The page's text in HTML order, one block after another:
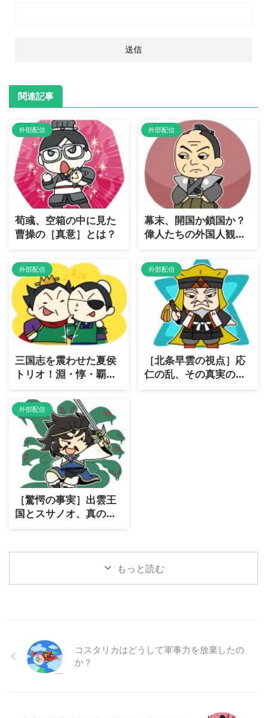
関連記事
外部配信
荀彧、空箱の中に見た
曹操の［真意］とは？
外部配信
幕末、開国か鎖国か？
偉人たちの外国人観を
［大解剖］
外部配信
三国志を震わせた夏侯
トリオ！淵・惇・覇、
彼らの［真実に迫る］
外部配信
［北条早雲の視点］応
仁の乱、その真実の背
景とは？
外部配信
［驚愕の事実］出雲王
国とスサノオ、真の
「国盗り物語」！
もっと読む
コスタリカはどうして軍事力を放棄したの
か？